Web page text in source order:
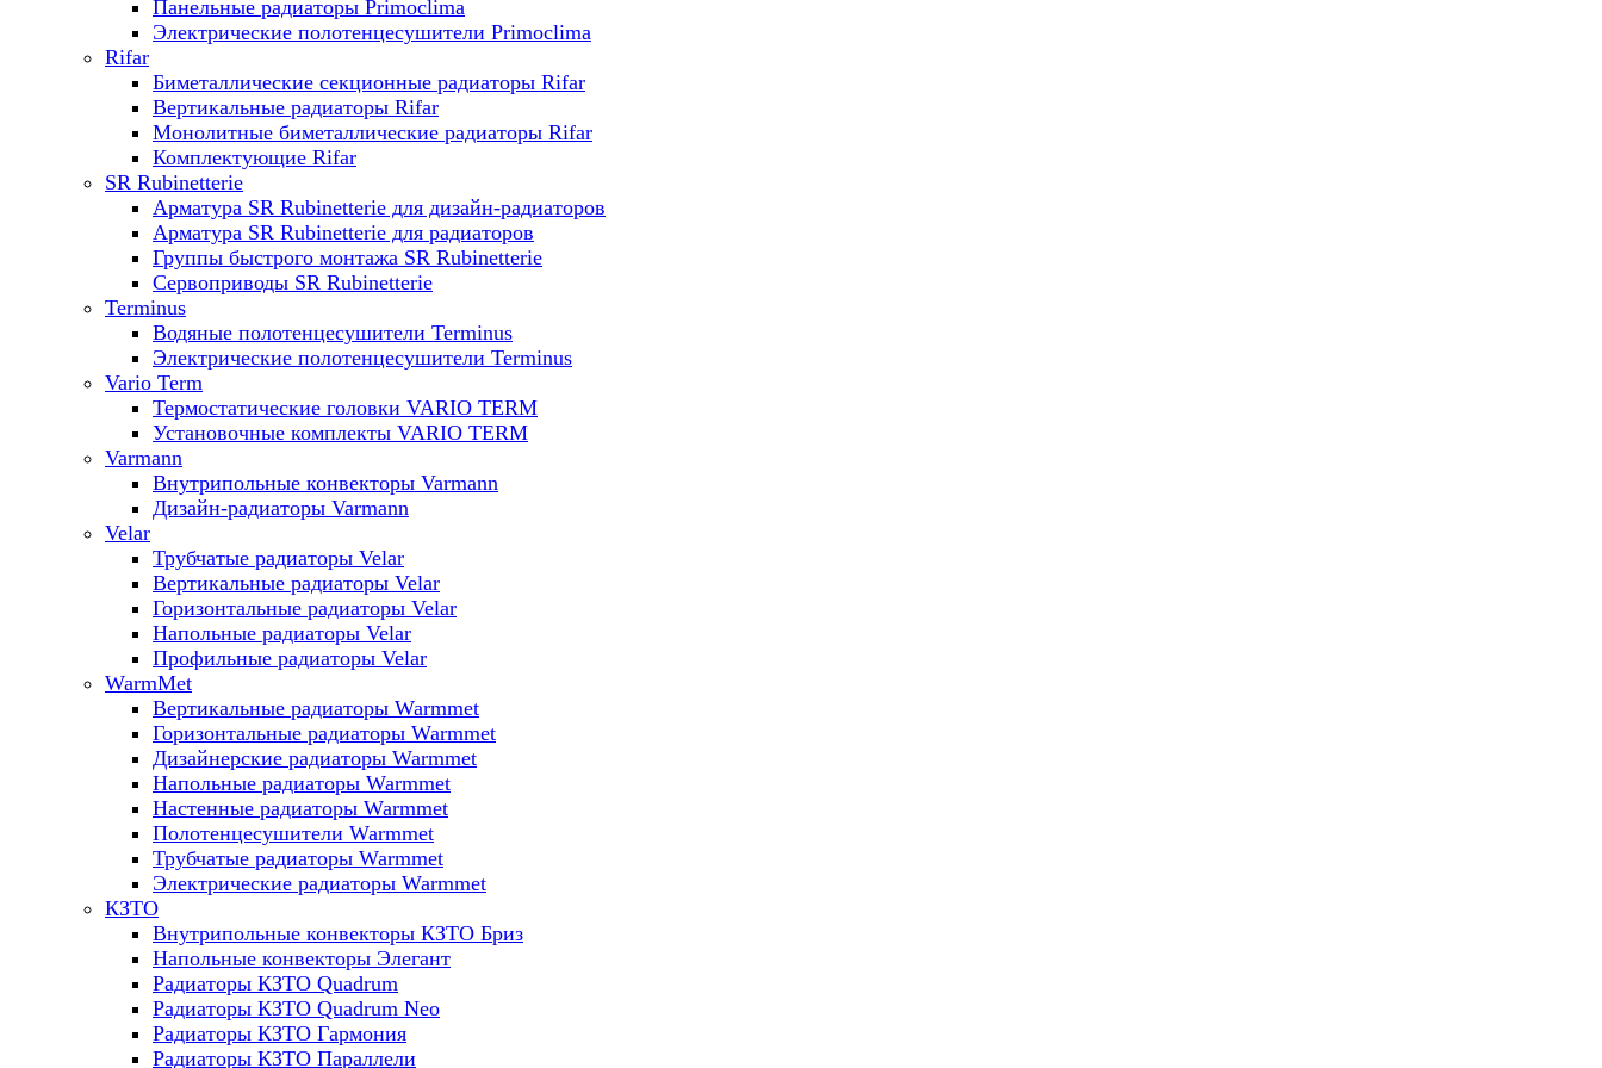
Панельные радиаторы Primoclima
Электрические полотенцесушители Primoclima
Rifar
Биметаллические секционные радиаторы Rifar
Вертикальные радиаторы Rifar
Монолитные биметаллические радиаторы Rifar
Комплектующие Rifar
SR Rubinetterie
Арматура SR Rubinetterie для дизайн-радиаторов
Арматура SR Rubinetterie для радиаторов
Группы быстрого монтажа SR Rubinetterie
Сервоприводы SR Rubinetterie
Terminus
Водяные полотенцесушители Terminus
Электрические полотенцесушители Terminus
Vario Term
Термостатические головки VARIO TERM
Установочные комплекты VARIO TERM
Varmann
Внутрипольные конвекторы Varmann
Дизайн-радиаторы Varmann
Velar
Трубчатые радиаторы Velar
Вертикальные радиаторы Velar
Горизонтальные радиаторы Velar
Напольные радиаторы Velar
Профильные радиаторы Velar
WarmMet
Вертикальные радиаторы Warmmet
Горизонтальные радиаторы Warmmet
Дизайнерские радиаторы Warmmet
Напольные радиаторы Warmmet
Настенные радиаторы Warmmet
Полотенцесушители Warmmet
Трубчатые радиаторы Warmmet
Электрические радиаторы Warmmet
КЗТО
Внутрипольные конвекторы КЗТО Бриз
Напольные конвекторы Элегант
Радиаторы КЗТО Quadrum
Радиаторы КЗТО Quadrum Neo
Радиаторы КЗТО Гармония
Радиаторы КЗТО Параллели